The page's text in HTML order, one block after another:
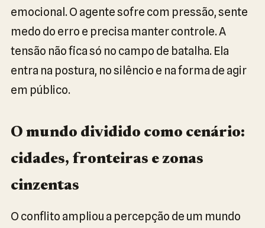
emocional. O agente sofre com pressão, sente
medo do erro e precisa manter controle. A
tensão não fica só no campo de batalha. Ela
entra na postura, no silêncio e na forma de agir
em público.
O mundo dividido como cenário:
cidades, fronteiras e zonas
cinzentas
O conflito ampliou a percepção de um mundo